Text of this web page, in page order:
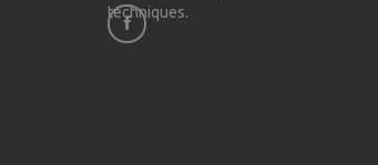
techniques.